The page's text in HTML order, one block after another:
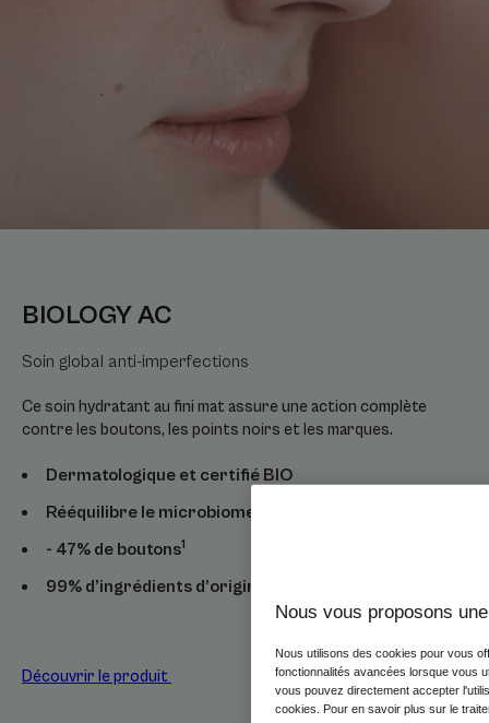
BIOLOGY AC
Soin global anti-imperfections
Ce soin hydratant au fini mat assure une action complète
contre les boutons, les points noirs et les marques.
Dermatologique et certifié BIO
Rééquilibre le microbiome
- 47% de boutons1
99% d’ingrédients d’origine naturelle
Découvrir le produit
Nous vous proposons
Nous utilisons des cookies pour vous
fonctionnalités avancées lorsque vous
vous pouvez directement accepter
cookies. Pour en savoir plus sur le